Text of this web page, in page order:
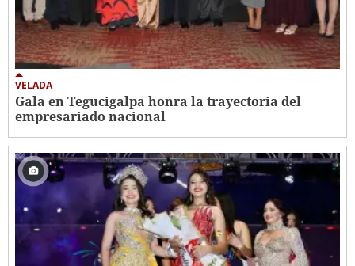
VELADA
Gala en Tegucigalpa honra la trayectoria del
empresariado nacional